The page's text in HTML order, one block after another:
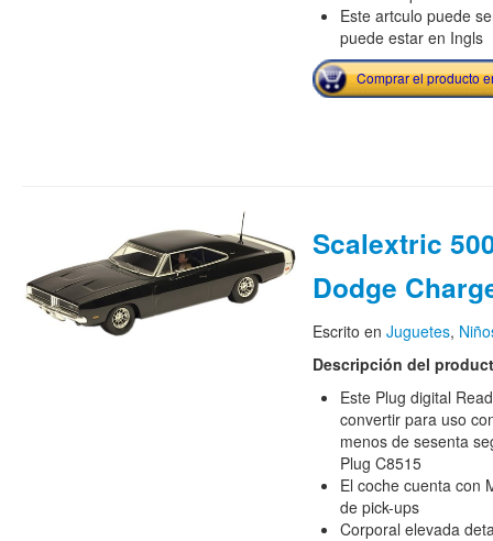
Este artculo puede
puede estar en Ingls
Comprar el producto
Scalextric
Dodge
Escrito en Juguetes,
Descripción del
Este Plug digital
convertir para uso
menos de sesenta
Plug C8515
El coche cuenta con
de pick-ups
Corporal elevada